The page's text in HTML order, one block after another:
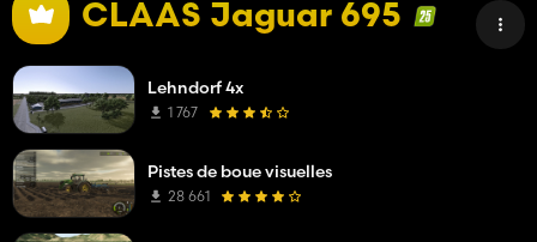
CLAAS Jaguar 695
Lehndorf 4x
1 767
Pistes de boue visuelles
28 661